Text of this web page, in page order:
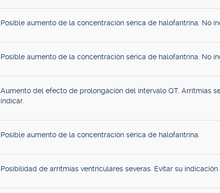
Posible aumento de la concentración sérica de halofantrina. No
Posible aumento de la concentración sérica de halofantrina. No
Aumento del efecto de prolongación del intervalo QT. Arritmias
indicar.
Posible aumento de la concentración sérica de halofantrina.
Posibilidad de arritmias ventriculares severas. Evitar su indicación.